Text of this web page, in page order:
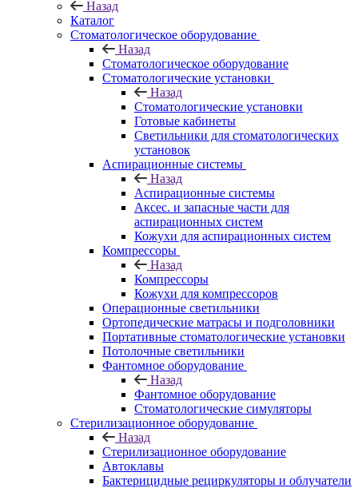
Назад
Каталог
Стоматологическое оборудование
Назад
Стоматологическое оборудование
Стоматологические установки
Назад
Стоматологические установки
Готовые кабинеты
Светильники для стоматологических
установок
Аспирационные системы
Назад
Аспирационные системы
Аксес. и запасные части для
аспирационных систем
Кожухи для аспирационных систем
Компрессоры
Назад
Компрессоры
Кожухи для компрессоров
Операционные светильники
Ортопедические матрасы и подголовники
Портативные стоматологические установки
Потолочные светильники
Фантомное оборудование
Назад
Фантомное оборудование
Стоматологические симуляторы
Стерилизационное оборудование
Назад
Стерилизационное оборудование
Автоклавы
Бактерицидные рециркуляторы и облучатели